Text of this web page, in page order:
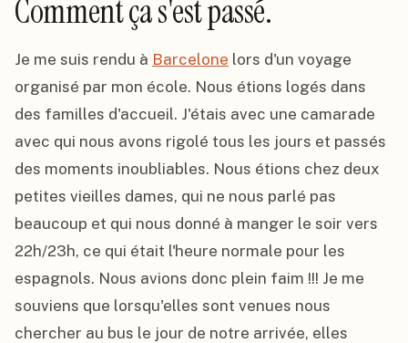
Comment ça s'est passé.
Je me suis rendu à Barcelone lors d'un voyage
organisé par mon école. Nous étions logés dans
des familles d'accueil. J'étais avec une camarade
avec qui nous avons rigolé tous les jours et passés
des moments inoubliables. Nous étions chez deux
petites vieilles dames, qui ne nous parlé pas
beaucoup et qui nous donné à manger le soir vers
22h/23h, ce qui était l'heure normale pour les
espagnols. Nous avions donc plein faim !!! Je me
souviens que lorsqu'elles sont venues nous
chercher au bus le jour de notre arrivée, elles